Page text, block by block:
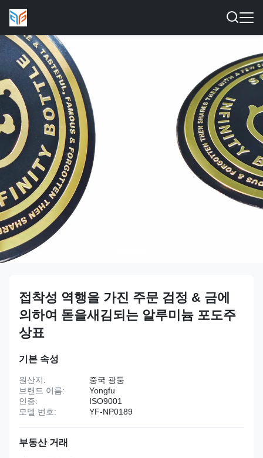
접착성 역행을 가진 주문 검정 & 금에
의하여 돋을새김되는 알루미늄 포도주
상표
기본 속성
원산지:
중국 광둥
브랜드 이름:
Yongfu
인증:
ISO9001
모델 번호:
YF-NP0189
부동산 거래